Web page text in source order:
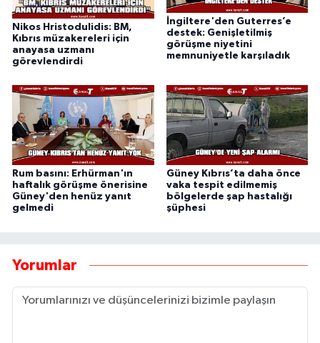
Nikos Hristodulidis: BM,
Kıbrıs müzakereleri için
anayasa uzmanı
görevlendirdi
İngiltere'den Guterres’e
destek: Genişletilmiş
görüşme niyetini
memnuniyetle karşıladık
Rum basını: Erhürman'ın
haftalık görüşme önerisine
Güney'den henüz yanıt
gelmedi
Güney Kıbrıs’ta daha önce
vaka tespit edilmemiş
bölgelerde şap hastalığı
şüphesi
Yorumlar